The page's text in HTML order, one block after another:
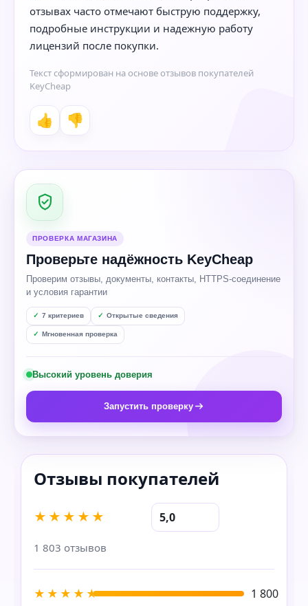
отзывах часто отмечают быструю поддержку,
подробные инструкции и надежную работу
лицензий после покупки.
Текст сформирован на основе отзывов покупателей
KeyCheap
👍 👎
ПРОВЕРКА МАГАЗИНА
Проверьте надёжность KeyCheap
Проверим отзывы, документы, контакты, HTTPS-соединение
и условия гарантии
7 критериев Открытые сведения
Мгновенная проверка
Высокий уровень доверия
Запустить проверку
★★★★★ 5,0
1 803 отзывов
★★★★★ 1 800